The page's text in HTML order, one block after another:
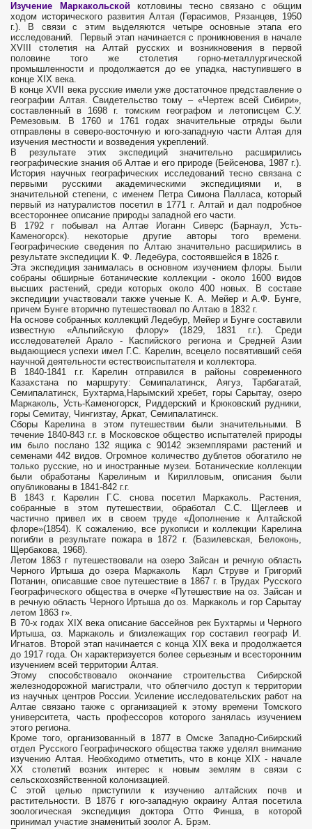
Изучение Маркакольскойкотловины тесно связано с общим
ходом исторического развития Алтая (Герасимов, Рязанцев, 1950
г.). В связи с этим выделяются четыре основные этапа его
исследований. Первый этап начинается с проникновения в начале
XVIII столетия на Алтай русских и возникновения в первой
половине того же столетия горно-металлургической
промышленности и продолжается до ее упадка, наступившего в
конце ХIХ века.
В конце XVII века русские имели уже достаточное представление о
географии Алтая. Свидетельство тому – «Чертеж всей Сибири»,
составленный в 1698 г. томским географом и летописцем С.У.
Ремезовым. В 1760 и 1761 годах значительные отряды были
отправлены в северо-восточную и юго-западную части Алтая для
изучения местности и возведения укреплений.
В результате этих экспедиций значительно расширились
географические знания об Алтае и его природе (Бейсенова, 1987 г.).
История научных географических исследований тесно связана с
первыми русскими академическими экспедициями и, в
значительной степени, с именем Петра Симона Палласа, который
первый из натуралистов посетил в 1771 г. Алтай и дал подробное
всестороннее описание природы западной его части.
В 1792 г побывал на Алтае Иоганн Сиверс (Барнаул, Усть-
Каменогорск). некоторые другие авторы того времени.
Географические сведения по Алтаю значительно расширились в
результате экспедиции К. Ф. Ледебура, состоявшейся в 1826 г.
Эта экспедиция занималась в основном изучением флоры. Были
собраны обширные ботанические коллекции - около 1600 видов
высших растений, среди которых около 400 новых. В составе
экспедиции участвовали также ученые К. А. Мейер и А.Ф. Бунге,
причем Бунге вторично путешествовал по Алтаю в 1832 г.
На основе собранных коллекций Ледебур, Мейер и Бунге составили
известную «Альпийскую флору» (1829, 1831 г.г.). Среди
исследователей Арало - Каспийского региона и Средней Азии
выдающиеся успехи имел Г.С. Карелин, всецело посвятивший себя
научной деятельности естествоиспытателя и коллектора.
В 1840-1841 г.г. Карелин отправился в районы современного
Казахстана по маршруту: Семипалатинск, Аягуз, Тарбагатай,
Семипалатинск, Бухтарма,Нарымский хребет, горы Сарытау, озеро
Маркаколь, Усть-Каменогорск, Риддерский и Крюковский рудники,
горы Семитау, Чингизтау, Аркат, Семипалатинск.
Сборы Карелина в этом путешествии были значительными. В
течение 1840-843 г.г. в Московское общество испытателей природы
им было послано 132 ящика с 90142 экземплярами растений и
семенами 442 видов. Огромное количество дублетов обогатило не
только русские, но и иностранные музеи. Ботанические коллекции
были обработаны Карелиным и Кирилловым, описания были
опубликованы в 1841-842 г.г.
В 1843 г. Карелин Г.С. снова посетил Маркаколь. Растения,
собранные в этом путешествии, обработал С.С. Щеглеев и
частично привел их в своем труде «Дополнение к Алтайской
флоре»(1854). К сожалению, все рукописи и коллекции Карелина
погибли в результате пожара в 1872 г. (Базилевская, Белоконь,
Щербакова, 1968).
Летом 1863 г путешествовали на озеро Зайсан и речную область
Черного Иртыша до озера Маркаколь Карл Струве и Григорий
Потанин, описавшие свое путешествие в 1867 г. в Трудах Русского
Географического общества в очерке «Путешествие на оз. Зайсан и
в речную область Черного Иртыша до оз. Маркаколь и гор Сарытау
летом 1863 г».
В 70-х годах ХIХ века описание бассейнов рек Бухтармы и Черного
Иртыша, оз. Маркаколь и близлежащих гор составил географ И.
Игнатов. Второй этап начинается с конца XIX века и продолжается
до 1917 года. Он характеризуется более серьезным и всесторонним
изучением всей территории Алтая.
Этому способствовало окончание строительства Сибирской
железнодорожной магистрали, что облегчило доступ к территории
из научных центров России. Усиление исследовательских работ на
Алтае связано также с организацией к этому времени Томского
университета, часть профессоров которого занялась изучением
этого региона.
Кроме того, организованный в 1877 в Омске Западно-Сибирский
отдел Русского Географического общества также уделял внимание
изучению Алтая. Необходимо отметить, что в конце XIX - начале
ХХ столетий возник интерес к новым землям в связи с
сельскохозяйственной колонизацией.
С этой целью приступили к изучению алтайских почв и
растительности. В 1876 г юго-западную окраину Алтая посетила
зоологическая экспедиция доктора Отто Финша, в которой
принимал участие знаменитый зоолог А. Брэм.